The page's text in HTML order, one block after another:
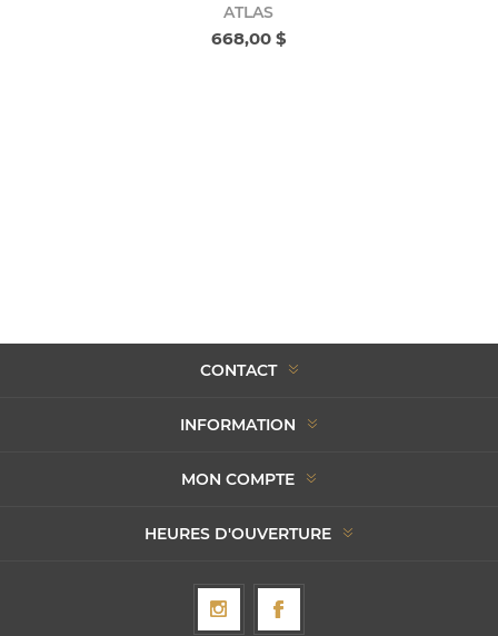
ATLAS
668,00 $
CONTACT
INFORMATION
MON COMPTE
HEURES D'OUVERTURE